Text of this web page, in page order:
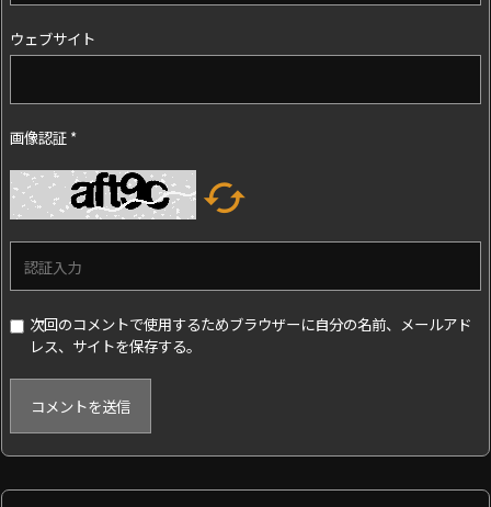
ウェブサイト
画像認証 *

次回のコメントで使用するためブラウザーに自分の名前、メールアド
レス、サイトを保存する。